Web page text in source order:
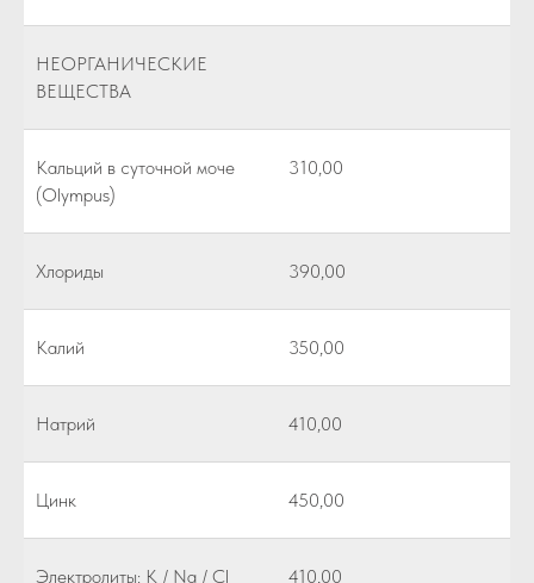
НЕОРГАНИЧЕСКИЕ
ВЕЩЕСТВА
Кальций в суточной моче
(Olympus)
310,00
Хлориды 390,00
Калий 350,00
Натрий 410,00
Цинк 450,00
Электролиты: K / Na / Cl 410,00